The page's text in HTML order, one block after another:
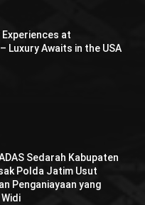
Experiences at
Luxury Awaits in the USA
Sedarah Kabupaten
Polda Jatim Usut
Penganiayaan yang